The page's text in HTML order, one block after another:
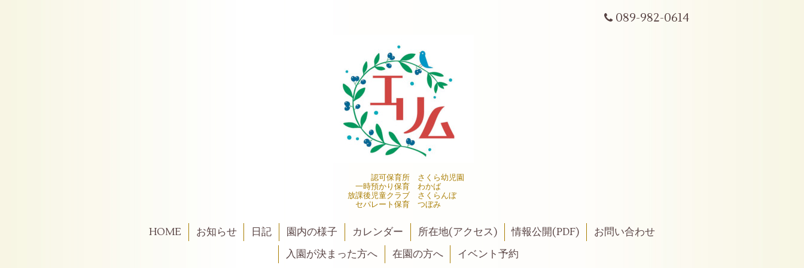
089-982-0614
認可保育所 さくら幼児園
一時預かり保育 わかば
放課後児童クラブ さくらんぼ
セパレート保育 つぼみ
HOME お知らせ 日記 園内の様子 カレンダー 所在地(アクセス) 情報公開(PDF)
お問い合わせ
入園が決まった方へ
在園の方へ イベント予約